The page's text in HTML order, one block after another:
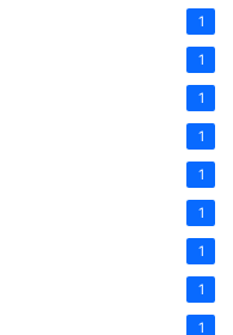
1
1
1
1
1
1
1
1
1